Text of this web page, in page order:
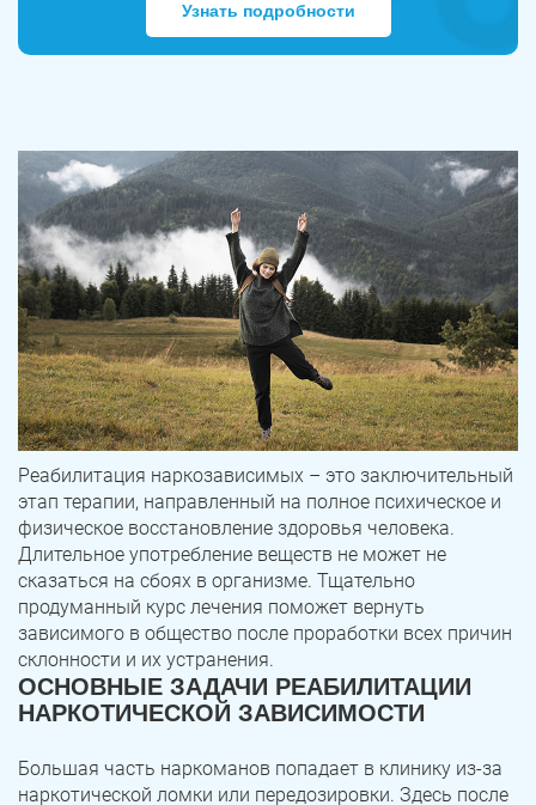
Узнать подробности
Реабилитация наркозависимых – это заключительный
этап терапии, направленный на полное психическое и
физическое восстановление здоровья человека.
Длительное употребление веществ не может не
сказаться на сбоях в организме. Тщательно
продуманный курс лечения поможет вернуть
зависимого в общество после проработки всех причин
склонности и их устранения.
ОСНОВНЫЕ ЗАДАЧИ РЕАБИЛИТАЦИИ
НАРКОТИЧЕСКОЙ ЗАВИСИМОСТИ
Большая часть наркоманов попадает в клинику из-за
наркотической ломки или передозировки. Здесь после